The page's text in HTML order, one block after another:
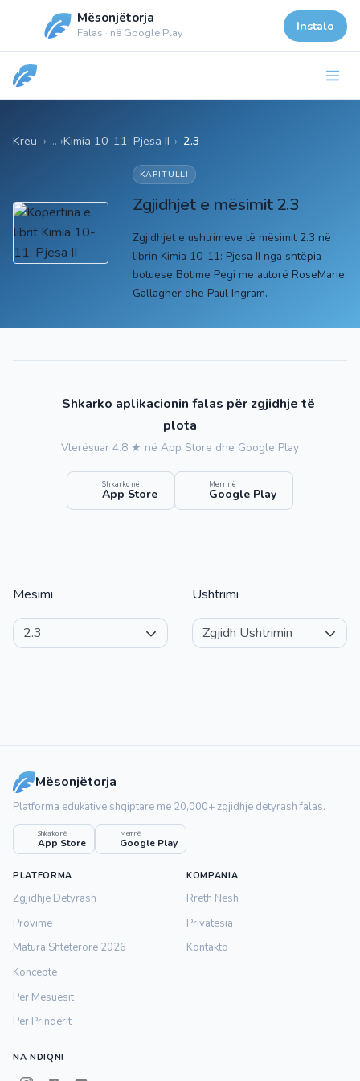
Mësonjëtorja
Falas · në Google Play Instalo
Kreu Kimia 10-11: Pjesa II › 2.3
KAPITULLI
Zgjidhjet e mësimit 2.3
Zgjidhjet e ushtrimeve të mësimit 2.3 në
librin Kimia 10-11: Pjesa II nga shtëpia
botuese Botime Pegi me autorë RoseMarie
Gallagher dhe Paul Ingram.
Shkarko aplikacionin falas për zgjidhje të
plota
Vlerësuar 4.8 ★ në App Store dhe Google Play
Shkarko në
App Store
Merr në
Google Play
Mësimi Ushtrimi
Mësonjëtorja
Platforma edukative shqiptare me 20,000+ zgjidhje detyrash falas.
Shkarko në
App Store
Merr në
Google Play
PLATFORMA
Zgjidhje Detyrash
Provime
Matura Shtetërore 2026
Koncepte
Për Mësuesit
Për Prindërit
KOMPANIA
Rreth Nesh
Privatësia
Kontakto
NA NDIQNI